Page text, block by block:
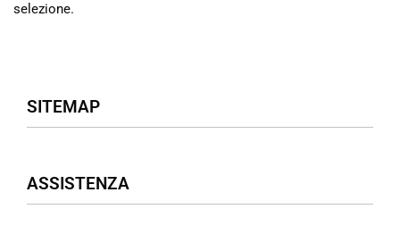
selezione.
SITEMAP
Donna
ASSISTENZA